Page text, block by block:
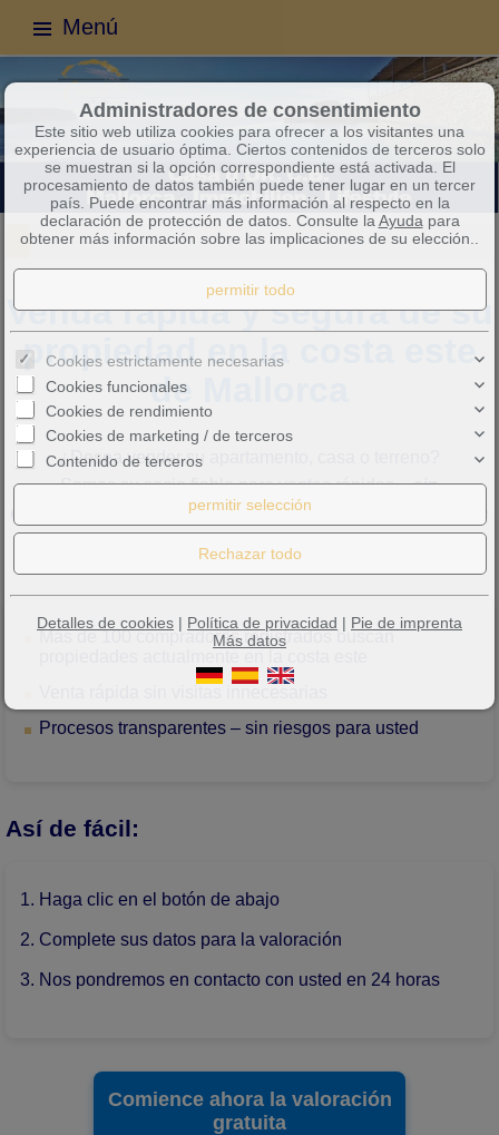
Menú
Venda rápida y segura de su
propiedad en la costa este
de Mallorca
¿Desea vender su apartamento, casa o terreno?
Somos su socio fiable para ventas rápidas –sin
y con unacomisión fija del 5 % más IVA, que
Más de 100 compradores registrados buscan
Procesos transparentes – sin riesgos para usted
Así de fácil:
Haga clic en el botón de abajo
Complete sus datos para la valoración
Nos pondremos en contacto con usted en 24 horas
Comience ahora la valoración
gratuita
Administradores de consentimiento
Este sitio web utiliza cookies para ofrecer a los visitantes una
experiencia de usuario óptima. Ciertos contenidos de terceros solo
se muestran si la opción correspondiente está activada. El
procesamiento de datos también puede tener lugar en un tercer
país. Puede encontrar más información al respecto en la
declaración de protección de datos. Consulte la Ayuda para
obtener más información sobre las implicaciones de su elección..
Cookies estrictamente necesarias
Cookies funcionales
Cookies de rendimiento
Cookies de marketing / de terceros
Contenido de terceros
Detalles de cookies | Política de privacidad | Pie de imprenta
Más datos